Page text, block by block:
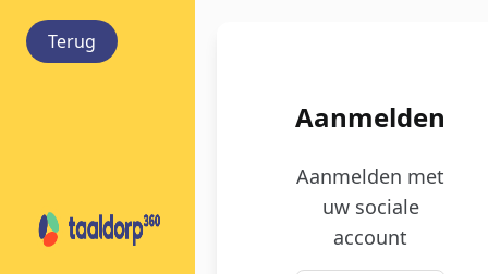
Terug
Aanmelden
Aanmelden met
uw sociale
account